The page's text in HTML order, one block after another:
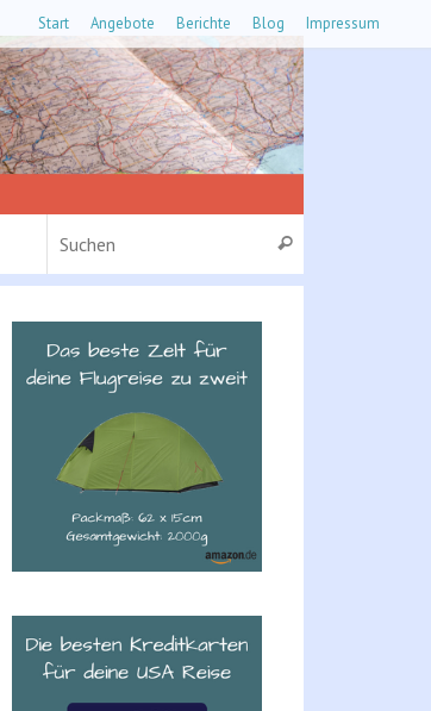
Start Angebote Berichte Blog Impressum
Suchen